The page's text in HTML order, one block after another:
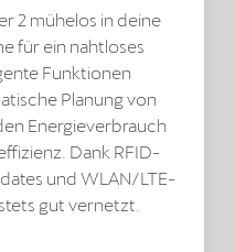
2 mühelos in deine
für ein nahtloses
Funktionen
Planung von
Energieverbrauch
Dank RFID-
und WLAN/LTE-
gut vernetzt.